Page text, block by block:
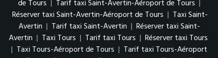
de Tours | Tarif taxi Saint-Avertin-Aéroport de Tours |
Réserver taxi Saint-Avertin-Aéroport de Tours | Taxi Saint-
Avertin | Tarif taxi Saint-Avertin | Réserver taxi Saint-
Avertin | Taxi Tours | Tarif taxi Tours | Réserver taxi Tours
| Taxi Tours-Aéroport de Tours | Tarif taxi Tours-Aéroport